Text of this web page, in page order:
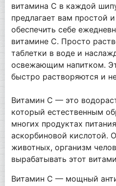
витамина C в каждой
предлагает вам простой
обеспечить себе
витамине C. Просто
таблетки в воде и
освежающим напитком.
быстро растворяются и
Витамин C — это
который естественным
многих продуктах
аскорбиновой кислотой.
животных, организм
вырабатывать этот
Витамин С — мощный